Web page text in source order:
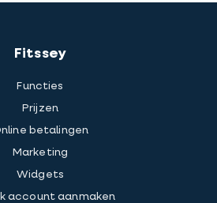
Fitssey
Functies
Prijzen
betalingen
Marketing
Widgets
account aanmaken